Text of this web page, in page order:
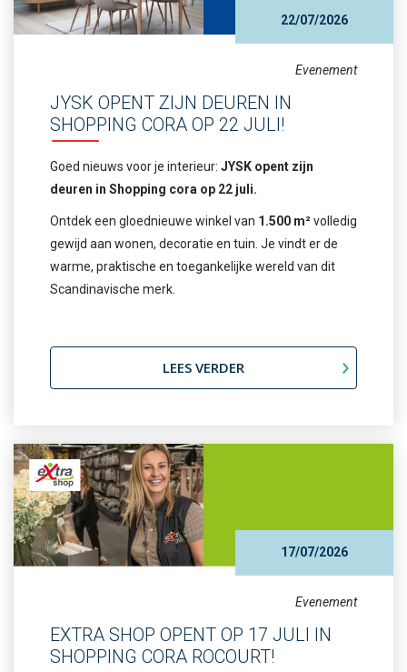
22/07/2026
Evenement
JYSK OPENT ZIJN DEUREN IN
SHOPPING CORA OP 22 JULI!
Goed nieuws voor je interieur: JYSK opent zijn
deuren in Shopping cora op 22 juli.
Ontdek een gloednieuwe winkel van 1.500 m²volledig
gewijd aan wonen, decoratie en tuin. Je vindt er de
warme, praktische en toegankelijke wereld van dit
Scandinavische merk.
LEES VERDER
17/07/2026
Evenement
EXTRA SHOP OPENT OP 17 JULI IN
SHOPPING CORA ROCOURT!